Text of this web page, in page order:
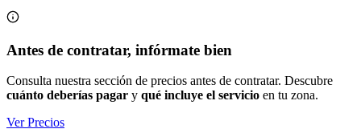
Antes de contratar, infórmate bien
Consulta nuestra sección de precios antes de contratar. Descubre
cuánto deberías pagar y qué incluye el servicio en tu zona.
Ver Precios